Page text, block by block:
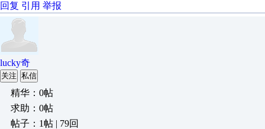
回复 引用 举报
lucky奇
关注 私信
精华：0帖
求助：0帖
帖子：1帖 | 79回